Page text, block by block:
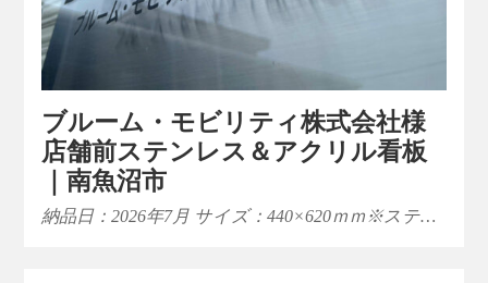
ブルーム・モビリティ株式会社様
店舗前ステンレス＆アクリル看板
｜南魚沼市
納品日：2026年7月 サイズ：440×620ｍｍ※ステ…